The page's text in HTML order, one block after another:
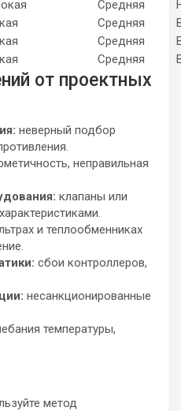
Средняя
Средняя
Средняя
Средняя
от проектных
неверный подбор
неправильная
клапаны или
и теплообменниках
сбои контроллеров,
несанкционированные
температуры,
метод